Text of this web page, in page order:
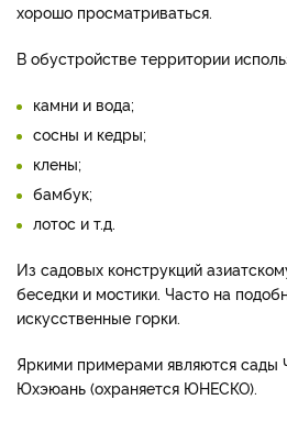
хорошо просматриваться.
В обустройстве территории
камни и вода;
сосны и кедры;
клены;
бамбук;
лотос и т.д.
Из садовых конструкций
беседки и мостики. Часто на
искусственные горки.
Яркими примерами являются сады
Юхэюань (охраняется ЮНЕСКО).